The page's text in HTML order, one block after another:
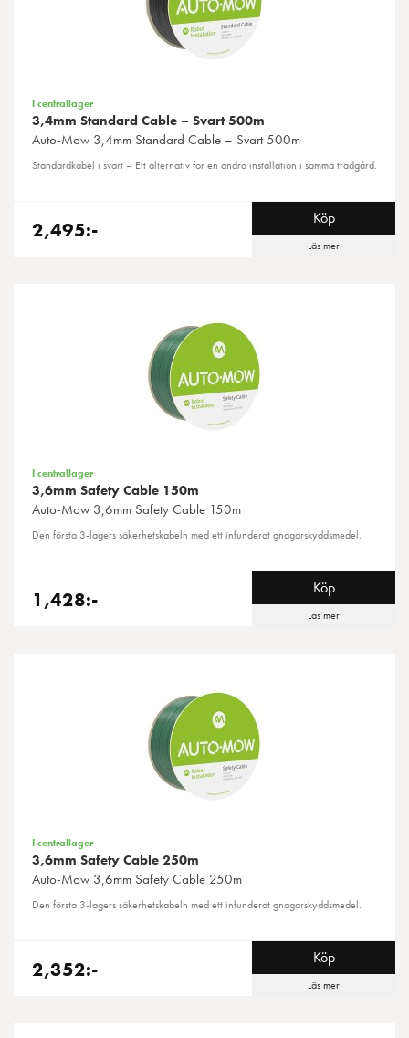
I centrallager
3,4mm Standard Cable – Svart 500m
Auto-Mow 3,4mm Standard Cable – Svart 500m
Standardkabel i svart – Ett alternativ för en andra installation i samma trädgård.
2,495:- Köp
Läs mer
I centrallager
3,6mm Safety Cable 150m
Auto-Mow 3,6mm Safety Cable 150m
Den första 3-lagers säkerhetskabeln med ett infunderat gnagarskyddsmedel.
1,428:- Köp
Läs mer
I centrallager
3,6mm Safety Cable 250m
Auto-Mow 3,6mm Safety Cable 250m
Den första 3-lagers säkerhetskabeln med ett infunderat gnagarskyddsmedel.
2,352:- Köp
Läs mer